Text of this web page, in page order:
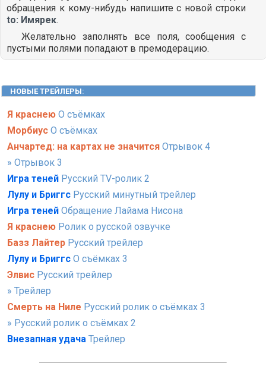
обращения к кому-нибудь напишите с новой строки
to: Имярек.
Желательно заполнять все поля, сообщения с
пустыми полями попадают в премодерацию.
НОВЫЕ ТРЕЙЛЕРЫ:
Я краснею О съёмках
Морбиус О съёмках
Анчартед: на картах не значится Отрывок 4
» Отрывок 3
Игра теней Русский TV-ролик 2
Лулу и Бриггс Русский минутный трейлер
Игра теней Обращение Лайама Нисона
Я краснею Ролик о русской озвучке
Базз Лайтер Русский трейлер
Лулу и Бриггс О съёмках 3
Элвис Русский трейлер
» Трейлер
Смерть на Ниле Русский ролик о съёмках 3
» Русский ролик о съёмках 2
Внезапная удача Трейлер